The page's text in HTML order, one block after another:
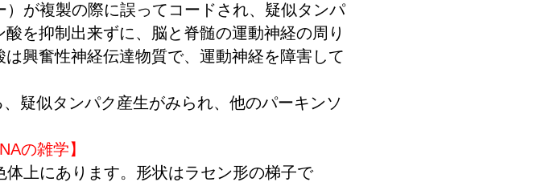
が複製の際に誤ってコードされ、疑似タンパ
を抑制出来ずに、脳と脊髄の運動神経の周り
興奮性神経伝達物質で、運動神経を障害して
疑似タンパク産生がみられ、他のパーキンソ
の雑学】
上にあります。形状はラセン形の梯子で